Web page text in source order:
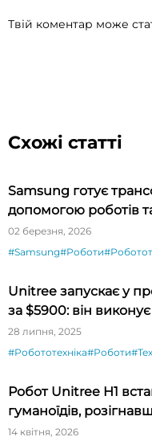
Твій коментар може
Схожі статті
Samsung готує
допомогою роботів
02 березня, 2026
#Samsung#Роботи
Unitree запускає у
за $5900: він
прибирає
28 липня, 2025
#Робототехніка#Роботи
Робот Unitree H1
гуманоїдів,
14 квітня, 2026